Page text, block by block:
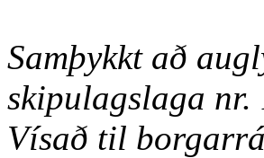
Samþykkt að
skipulagslaga nr.
Vísað til